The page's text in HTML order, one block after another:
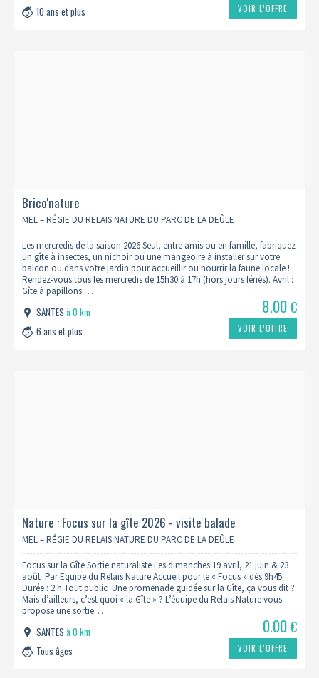
10 ans et plus
VOIR L’OFFRE
Brico'nature
MEL – RÉGIE DU RELAIS NATURE DU PARC DE LA DEÛLE
Les mercredis de la saison 2026 Seul, entre amis ou en famille, fabriquez
un gîte à insectes, un nichoir ou une mangeoire à installer sur votre
balcon ou dans votre jardin pour accueillir ou nourrir la faune locale !
Rendez-vous tous les mercredis de 15h30 à 17h (hors jours fériés). Avril :
Gîte à papillons …
SANTESà 0 km
6 ans et plus
8.00€
VOIR L’OFFRE
Nature : Focus sur la gîte 2026 - visite balade
MEL – RÉGIE DU RELAIS NATURE DU PARC DE LA DEÛLE
Focus sur la Gîte Sortie naturaliste Les dimanches 19 avril, 21 juin & 23
août Par Equipe du Relais Nature Accueil pour le « Focus » dès 9h45
Durée : 2 h Tout public Une promenade guidée sur la Gîte, ça vous dit ?
Mais d’ailleurs, c’est quoi « la Gîte » ? L’équipe du Relais Nature vous
propose une sortie…
SANTESà 0 km
Tous âges
0.00€
VOIR L’OFFRE